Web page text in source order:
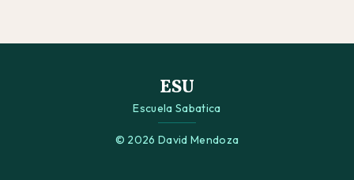
ESU
Escuela Sabatica
© 2026 David Mendoza